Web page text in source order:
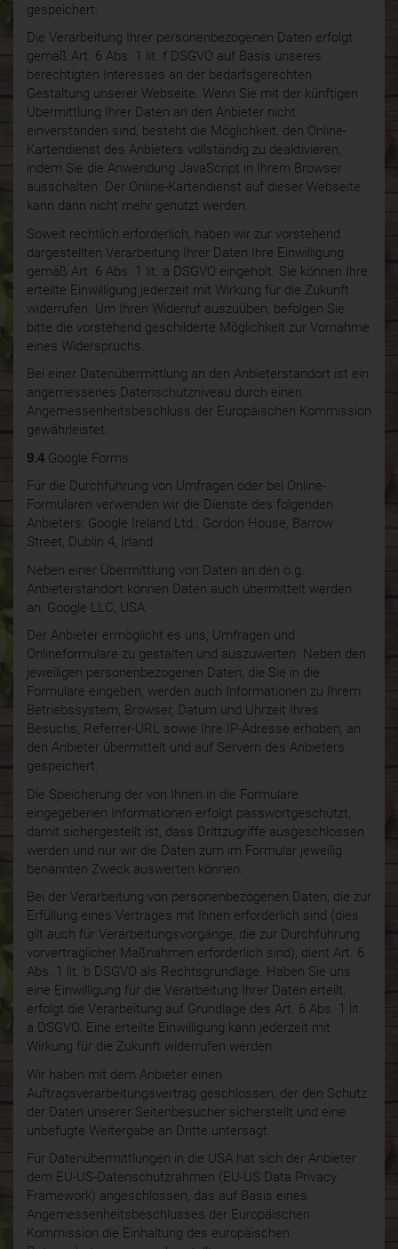
gespeichert.
Die Verarbeitung Ihrer personenbezogenen Daten erfolgt
gemäß Art. 6 Abs. 1 lit. f DSGVO auf Basis unseres
berechtigten Interesses an der bedarfsgerechten
Gestaltung unserer Webseite. Wenn Sie mit der künftigen
Übermittlung Ihrer Daten an den Anbieter nicht
einverstanden sind, besteht die Möglichkeit, den Online-
Kartendienst des Anbieters vollständig zu deaktivieren,
indem Sie die Anwendung JavaScript in Ihrem Browser
ausschalten. Der Online-Kartendienst auf dieser Webseite
kann dann nicht mehr genutzt werden.
Soweit rechtlich erforderlich, haben wir zur vorstehend
dargestellten Verarbeitung Ihrer Daten Ihre Einwilligung
gemäß Art. 6 Abs. 1 lit. a DSGVO eingeholt. Sie können Ihre
erteilte Einwilligung jederzeit mit Wirkung für die Zukunft
widerrufen. Um Ihren Widerruf auszuüben, befolgen Sie
bitte die vorstehend geschilderte Möglichkeit zur Vornahme
eines Widerspruchs.
Bei einer Datenübermittlung an den Anbieterstandort ist ein
angemessenes Datenschutzniveau durch einen
Angemessenheitsbeschluss der Europäischen Kommission
gewährleistet.
9.4 Google Forms
Für die Durchführung von Umfragen oder bei Online-
Formularen verwenden wir die Dienste des folgenden
Anbieters: Google Ireland Ltd., Gordon House, Barrow
Street, Dublin 4, Irland
Neben einer Übermittlung von Daten an den o.g.
Anbieterstandort können Daten auch übermittelt werden
an: Google LLC, USA
Der Anbieter ermöglicht es uns, Umfragen und
Onlineformulare zu gestalten und auszuwerten. Neben den
jeweiligen personenbezogenen Daten, die Sie in die
Formulare eingeben, werden auch Informationen zu Ihrem
Betriebssystem, Browser, Datum und Uhrzeit Ihres
Besuchs, Referrer-URL sowie Ihre IP-Adresse erhoben, an
den Anbieter übermittelt und auf Servern des Anbieters
gespeichert.
Die Speicherung der von Ihnen in die Formulare
eingegebenen Informationen erfolgt passwortgeschützt,
damit sichergestellt ist, dass Drittzugriffe ausgeschlossen
werden und nur wir die Daten zum im Formular jeweilig
benannten Zweck auswerten können.
Bei der Verarbeitung von personenbezogenen Daten, die zur
Erfüllung eines Vertrages mit Ihnen erforderlich sind (dies
gilt auch für Verarbeitungsvorgänge, die zur Durchführung
vorvertraglicher Maßnahmen erforderlich sind), dient Art. 6
Abs. 1 lit. b DSGVO als Rechtsgrundlage. Haben Sie uns
eine Einwilligung für die Verarbeitung Ihrer Daten erteilt,
erfolgt die Verarbeitung auf Grundlage des Art. 6 Abs. 1 lit.
a DSGVO. Eine erteilte Einwilligung kann jederzeit mit
Wirkung für die Zukunft widerrufen werden.
Wir haben mit dem Anbieter einen
Auftragsverarbeitungsvertrag geschlossen, der den Schutz
der Daten unserer Seitenbesucher sicherstellt und eine
unbefugte Weitergabe an Dritte untersagt.
Für Datenübermittlungen in die USA hat sich der Anbieter
dem EU-US-Datenschutzrahmen (EU-US Data Privacy
Framework) angeschlossen, das auf Basis eines
Angemessenheitsbeschlusses der Europäischen
Kommission die Einhaltung des europäischen